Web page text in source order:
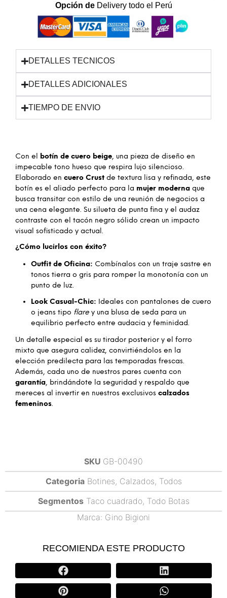
Opción de Delivery todo el Perú
DETALLES TECNICOS
DETALLES ADICIONALES
TIEMPO DE ENVIO
Con el botín de cuero beige, una pieza de diseño en
impecable tono hueso que respira lujo silencioso.
Elaborado en cuero Crust de textura lisa y refinada, este
botín es el aliado perfecto para la mujer moderna que
busca transitar con estilo de una reunión de negocios a
una cena elegante. Su silueta de punta fina y el audaz
contraste con el tacón negro sólido crean un impacto
visual sofisticado y actual.
¿Cómo lucirlos con éxito?
Outfit de Oficina: Combínalos con un traje sastre en
tonos tierra o gris para romper la monotonía con un
punto de luz.
Look Casual-Chic: Ideales con pantalones de cuero
o jeans tipo flarey una blusa de seda para un
equilibrio perfecto entre audacia y feminidad.
Un detalle especial es su tirador posterior y el forro
mixto que asegura calidez, convirtiéndolos en la
elección predilecta para las temporadas frescas.
Además, cada uno de nuestros pares cuenta con
garantía, brindándote la seguridad y respaldo que
mereces al invertir en nuestros exclusivos calzados
femeninos.
SKU GB-00490
Categoria Botines, Calzados, Todos
Segmentos Taco cuadrado, Todo Botas
Marca: Gino Bigioni
RECOMIENDA ESTE PRODUCTO